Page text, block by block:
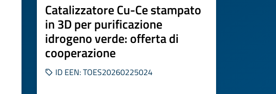
Catalizzatore Cu-Ce stampato
in 3D per purificazione
idrogeno verde: offerta di
cooperazione
ID EEN: TOES20260225024